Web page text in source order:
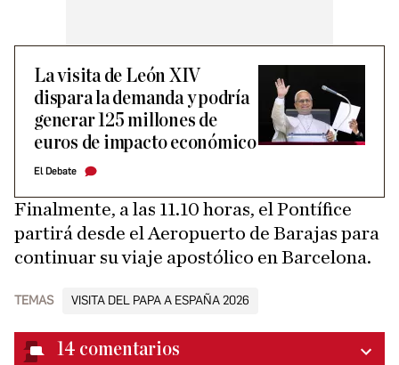
La visita de León XIV
dispara la demanda y podría
generar 125 millones de
euros de impacto económico
El Debate
Finalmente, a las 11.10 horas, el Pontífice
partirá desde el Aeropuerto de Barajas para
continuar su viaje apostólico en Barcelona.
TEMAS VISITA DEL PAPA A ESPAÑA 2026
14 comentarios